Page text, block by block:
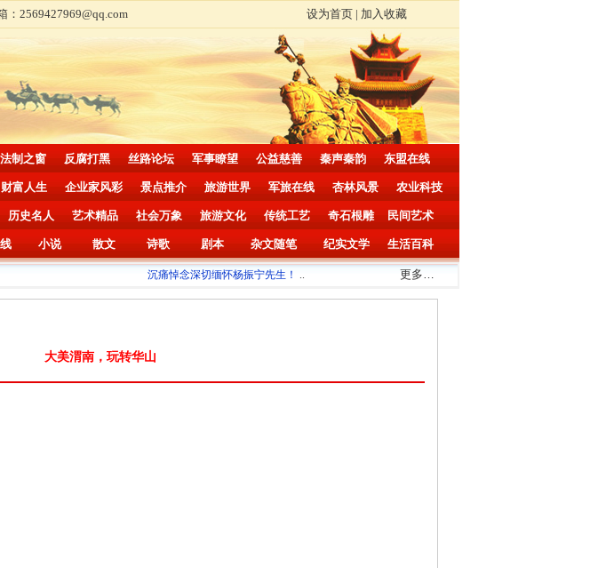
2569427969@qq.com 设为首页 | 加入收藏
法制之窗 反腐打黑 丝路论坛 军事瞭望 公益慈善 秦声秦韵 东盟在线
财富人生 企业家风彩 景点推介 旅游世界 军旅在线 杏林风景 农业科技
历史名人 艺术精品 社会万象 旅游文化 传统工艺 奇石根雕 民间艺术
小说 散文 诗歌 剧本 杂文随笔 纪实文学 生活百科
沉痛悼念深切缅怀杨振宁先生！ .. 更多…
大美渭南，玩转华山